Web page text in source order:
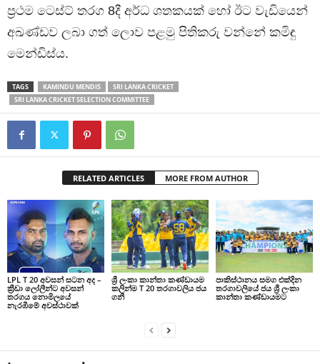
ප්‍රථම ටෙස්ට් තරග 8දී අර්ධ ශතකයක් හෝ ඊට වැඩියෙන්
අඛණ්ඩව ලබා ගත් ලොව පළමු පිතිකරු වන්නේ කමිඳු
මෙන්ඩිස්ය.
TAGS KAMINDU MENDIS
SRI LANKA CRICKET
SRI LANKA CRICKET SELECTION COMMITTEE
RELATED ARTICLES MORE FROM AUTHOR
LPL T 20 අවසන් සටන අද –
ක්‍රීඩා ලෝලීන්ට අවසන්
තරගය නොමිලයේ
නැරඹීමේ අවස්ථාවක්
ශ්‍රී ලංකා කාන්තා කණ්ඩායම
කලින්ම T 20 තරගාවලිය ජය
ගනී
පාකිස්ථානය සමග එක්දින
තරගාවලියේ ජය ශ්‍රී ලංකා
කාන්තා කණ්ඩායමට